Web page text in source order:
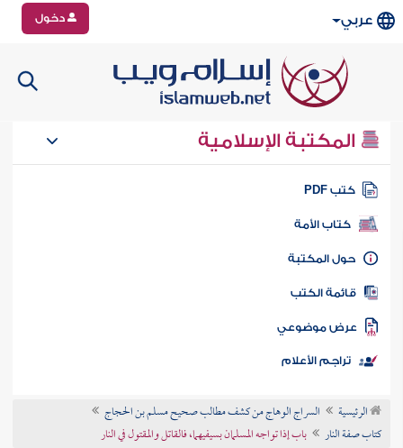
عربي دخول
المكتبة الإسلامية
كتب PDF
كتاب الأمة
المكتبة
الكتب
موضوعي
تراجم الأعلام
الرئيسية
السراج الوهاج من كشف مطالب صحيح مسلم بن الحجاج
كتاب صفة النار
باب إذا تواجه المسلمان بسيفيهما، فالقاتل والمقتول في النار